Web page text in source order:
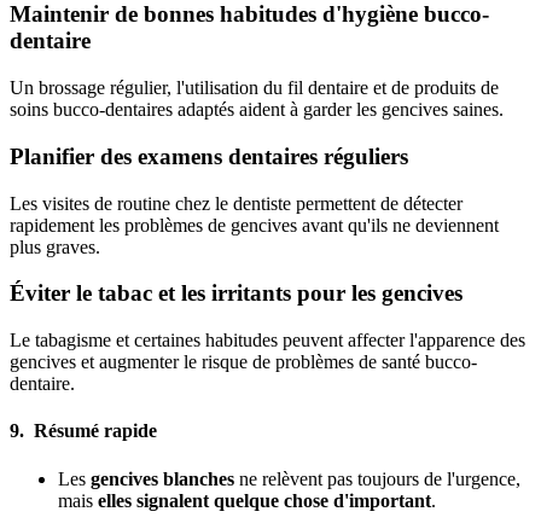
Maintenir de bonnes habitudes d'hygiène bucco-
dentaire
Un brossage régulier, l'utilisation du fil dentaire et de produits de
soins bucco-dentaires adaptés aident à garder les gencives saines.
Planifier des examens dentaires réguliers
Les visites de routine chez le dentiste permettent de détecter
rapidement les problèmes de gencives avant qu'ils ne deviennent
plus graves.
Éviter le tabac et les irritants pour les gencives
Le tabagisme et certaines habitudes peuvent affecter l'apparence des
gencives et augmenter le risque de problèmes de santé bucco-
dentaire.
9. Résumé rapide
Les gencives blanches ne relèvent pas toujours de l'urgence,
mais elles signalent quelque chose d'important.